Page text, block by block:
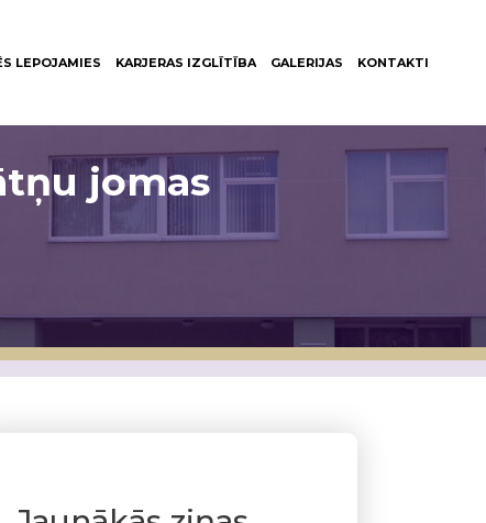
LEPOJAMIES KARJERAS IZGLĪTĪBA GALERIJAS KONTAKTI
jomas